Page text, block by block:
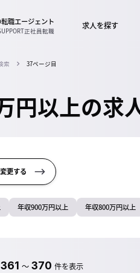
転職エージェント
正社員転職 求人を探す
索 37ページ目
円以上の求
更する
年収900万円以上 年収800万円以上
361 ～ 370 件を表示